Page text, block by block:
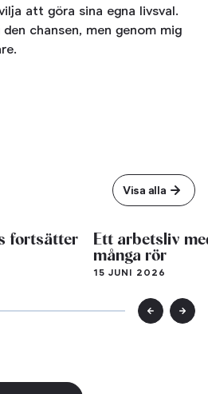
att göra sina egna livsval.
chansen, men genom mig
Visa alla
fortsätter
Ett arbetsliv
många rör
15 JUNI 2026